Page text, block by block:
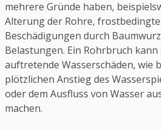
mehrere Gründe haben,
Alterung der Rohre, frostbedingte
Beschädigungen durch
Belastungen. Ein Rohrbruch
auftretende Wasserschäden, wie
plötzlichen Anstieg des
oder dem Ausfluss von Wasser
machen.